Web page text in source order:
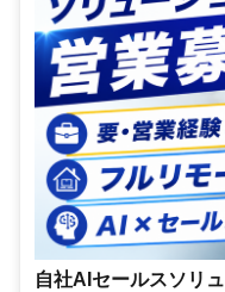
自社AIセールスソリ